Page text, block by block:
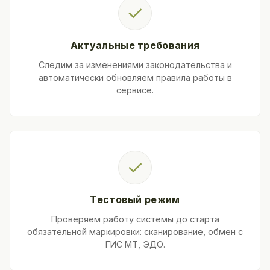
✓
Актуальные требования
Следим за изменениями законодательства и
автоматически обновляем правила работы в
сервисе.
✓
Тестовый режим
Проверяем работу системы до старта
обязательной маркировки: сканирование, обмен с
ГИС МТ, ЭДО.